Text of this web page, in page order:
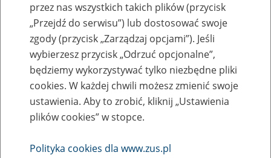
Zaproś ZUS do siebie - zakładanie profili
eZUS w siedzibie Twojej firmy
Rodzaj wydarzenia
przez nas wszystkich takich plików (przycisk
„Przejdź do serwisu”) lub dostosować swoje
zgody (przycisk „Zarządzaj opcjami”). Jeśli
wybierzesz przycisk „Odrzuć opcjonalne”,
będziemy wykorzystywać tylko niezbędne pliki
cookies. W każdej chwili możesz zmienić swoje
ustawienia. Aby to zrobić, kliknij „Ustawienia
plików cookies” w stopce.
Polityka cookies dla www.zus.pl